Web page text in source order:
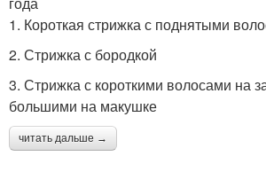
1. Короткая стрижка с поднятыми
2. Стрижка с бородкой
3. Стрижка с короткими волосами на
большими на макушке
читать дальше →